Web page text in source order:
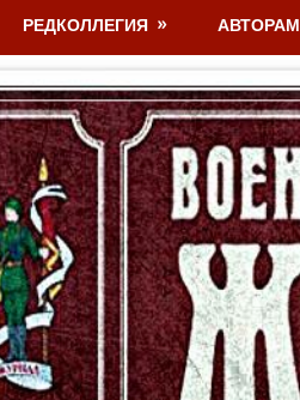
РЕДКОЛЛЕГИЯ АВТОРАМ